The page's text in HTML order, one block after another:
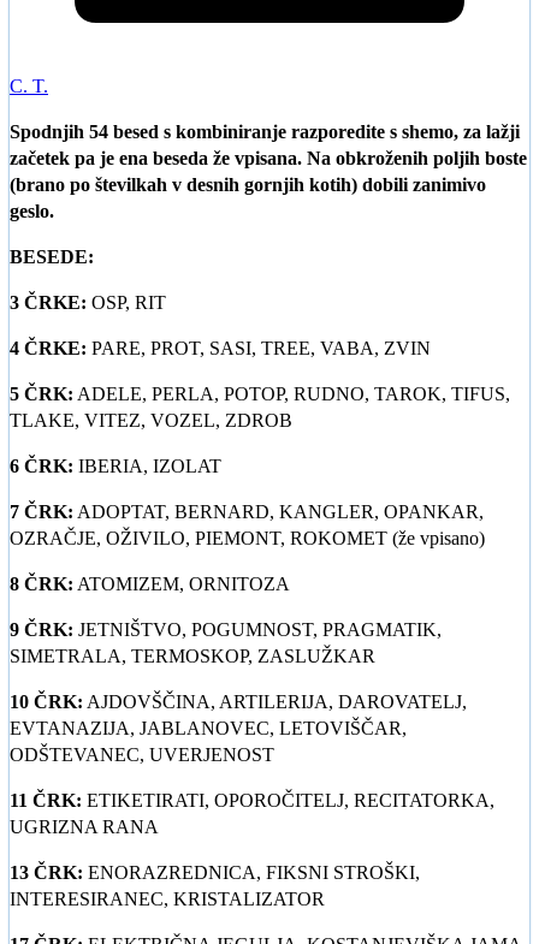
C. T.
Spodnjih 54 besed s kombiniranje razporedite s shemo, za lažji
začetek pa je ena beseda že vpisana. Na obkroženih poljih boste
(brano po številkah v desnih gornjih kotih) dobili zanimivo
geslo.
BESEDE:
3 ČRKE: OSP, RIT
4 ČRKE: PARE, PROT, SASI, TREE, VABA, ZVIN
5 ČRK: ADELE, PERLA, POTOP, RUDNO, TAROK, TIFUS,
TLAKE, VITEZ, VOZEL, ZDROB
6 ČRK: IBERIA, IZOLAT
7 ČRK: ADOPTAT, BERNARD, KANGLER, OPANKAR,
OZRAČJE, OŽIVILO, PIEMONT, ROKOMET (že vpisano)
8 ČRK: ATOMIZEM, ORNITOZA
9 ČRK: JETNIŠTVO, POGUMNOST, PRAGMATIK,
SIMETRALA, TERMOSKOP, ZASLUŽKAR
10 ČRK: AJDOVŠČINA, ARTILERIJA, DAROVATELJ,
EVTANAZIJA, JABLANOVEC, LETOVIŠČAR,
ODŠTEVANEC, UVERJENOST
11 ČRK: ETIKETIRATI, OPOROČITELJ, RECITATORKA,
UGRIZNA RANA
13 ČRK: ENORAZREDNICA, FIKSNI STROŠKI,
INTERESIRANEC, KRISTALIZATOR